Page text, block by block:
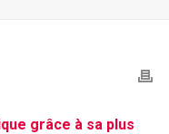
grâce à sa plus